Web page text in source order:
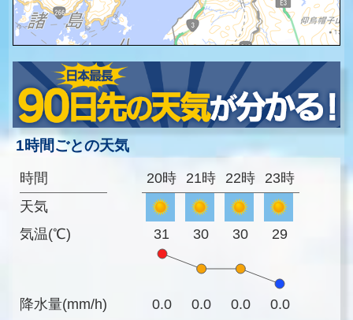
1時間ごとの天気
時間
天気
気温(℃)
降水量(mm/h)
20時 21時 22時 23時
31 30 30 29
0.0 0.0 0.0
0.0